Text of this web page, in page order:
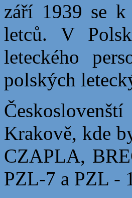
září 1939 se k
letců. V
leteckého
polských
Krakově, kde
CZAPLA,
PZL-7 a PZL -